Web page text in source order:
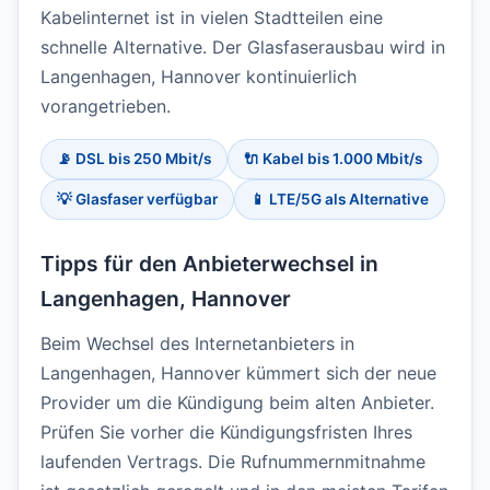
Kabelinternet ist in vielen Stadtteilen eine
schnelle Alternative. Der Glasfaserausbau wird in
Langenhagen, Hannover kontinuierlich
vorangetrieben.
📡 DSL bis 250 Mbit/s 🔌 Kabel bis 1.000 Mbit/s
💡 Glasfaser verfügbar 📱 LTE/5G als Alternative
Tipps für den Anbieterwechsel in
Langenhagen, Hannover
Beim Wechsel des Internetanbieters in
Langenhagen, Hannover kümmert sich der neue
Provider um die Kündigung beim alten Anbieter.
Prüfen Sie vorher die Kündigungsfristen Ihres
laufenden Vertrags. Die Rufnummernmitnahme